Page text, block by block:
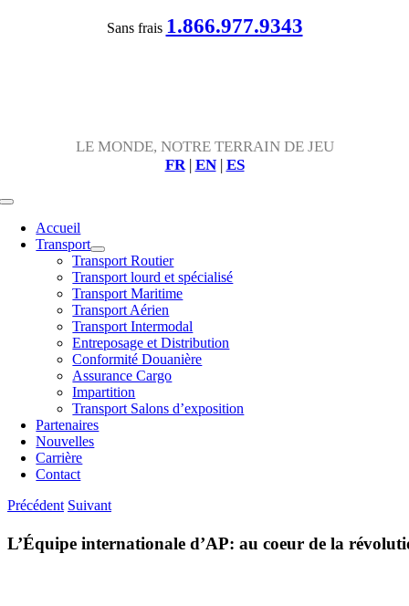
Sans frais 1.866.977.9343
LE MONDE, NOTRE TERRAIN DE JEU
FR| EN| ES
Toggle
NavigationAccueil
Transport
Transport Routier
Transport lourd et spécialisé
Transport Maritime
Transport Aérien
Transport Intermodal
Entreposage et Distribution
Conformité Douanière
Assurance Cargo
Impartition
Transport Salons d’exposition
Partenaires
Nouvelles
Carrière
Contact
Précédent Suivant
L’Équipe internationale d’AP: au coeur de la